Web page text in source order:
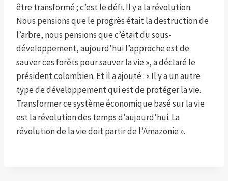
être transformé ; c’est le défi. Il y a la révolution.
Nous pensions que le progrès était la destruction de
l’arbre, nous pensions que c’était du sous-
développement, aujourd’hui l’approche est de
sauver ces forêts pour sauver la vie », a déclaré le
président colombien. Et il a ajouté : « Il y a un autre
type de développement qui est de protéger la vie.
Transformer ce système économique basé sur la vie
est la révolution des temps d’aujourd’hui. La
révolution de la vie doit partir de l’Amazonie ».